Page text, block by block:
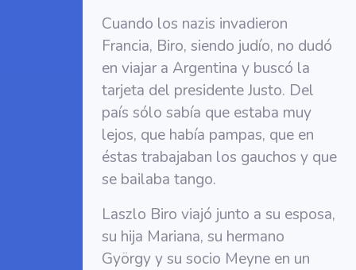
Cuando los nazis invadieron
Francia, Biro, siendo judío, no dudó
en viajar a Argentina y buscó la
tarjeta del presidente Justo. Del
país sólo sabía que estaba muy
lejos, que había pampas, que en
éstas trabajaban los gauchos y que
se bailaba tango.
Laszlo Biro viajó junto a su esposa,
su hija Mariana, su hermano
György y su socio Meyne en un